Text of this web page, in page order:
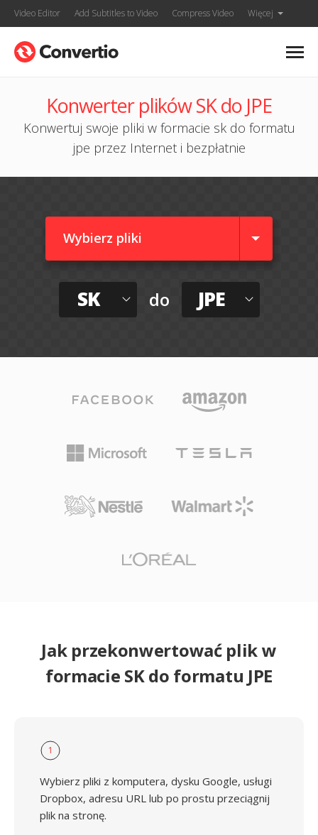
Video Editor Add Subtitles to Video Compress Video Więcej
Konwerter plików SK do JPE
Konwertuj swoje pliki w formacie sk do formatu
jpe przez Internet i bezpłatnie
Wybierz pliki
SK do JPE
Jak przekonwertować plik w
formacie SK do formatu JPE
1
Wybierz pliki z komputera, dysku Google, usługi
Dropbox, adresu URL lub po prostu przeciągnij
plik na stronę.